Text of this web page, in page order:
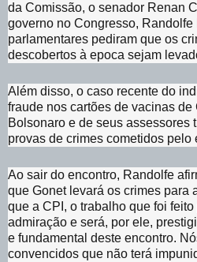
da Comissão, o senador Renan
governo no Congresso, Randolfe
parlamentares pediram que os
descobertos à epoca sejam
Além disso, o caso recente do
fraude nos cartões de vacinas
Bolsonaro e de seus assessores
provas de crimes cometidos pelo
Ao sair do encontro, Randolfe
que Gonet levará os crimes para
que a CPI, o trabalho que foi
admiração e será, por ele,
e fundamental deste encontro.
convencidos que não terá